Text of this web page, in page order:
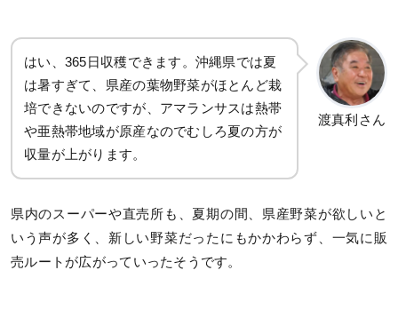
はい、365日収穫できます。沖縄県では夏
は暑すぎて、県産の葉物野菜がほとんど栽
培できないのですが、アマランサスは熱帯
や亜熱帯地域が原産なのでむしろ夏の方が
収量が上がります。
渡真利さん
県内のスーパーや直売所も、夏期の間、県産野菜が欲しいと
いう声が多く、新しい野菜だったにもかかわらず、一気に販
売ルートが広がっていったそうです。